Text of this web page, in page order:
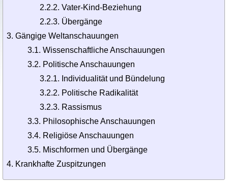
2.2.2. Vater-Kind-Beziehung
2.2.3. Übergänge
Gängige Weltanschauungen
3.1. Wissenschaftliche Anschauungen
3.2. Politische Anschauungen
3.2.1. Individualität und Bündelung
3.2.2. Politische Radikalität
3.2.3. Rassismus
3.3. Philosophische Anschauungen
3.4. Religiöse Anschauungen
3.5. Mischformen und Übergänge
Krankhafte Zuspitzungen